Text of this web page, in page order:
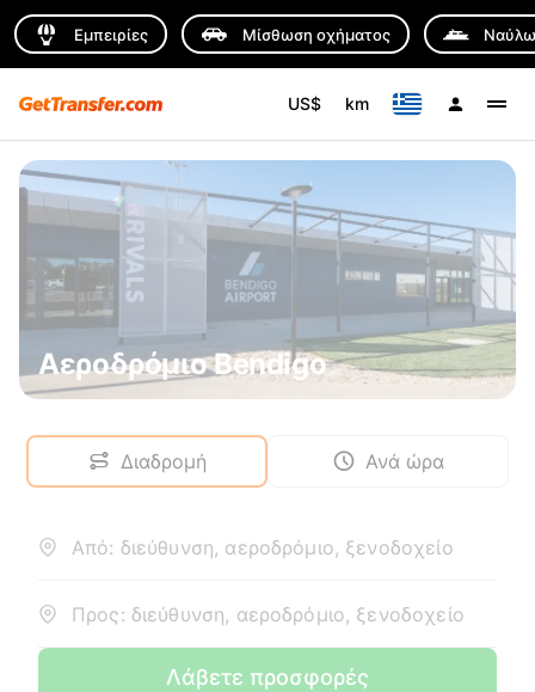
Εμπειρίες Μίσθωση οχήματος
US$ km
Αεροδρόμιο Bendigo
Διαδρομή Ανά ώρα
Από: διεύθυνση, αεροδρόμιο, ξενοδοχείο
Προς: διεύθυνση, αεροδρόμιο, ξενοδοχείο
Λάβετε προσφορές